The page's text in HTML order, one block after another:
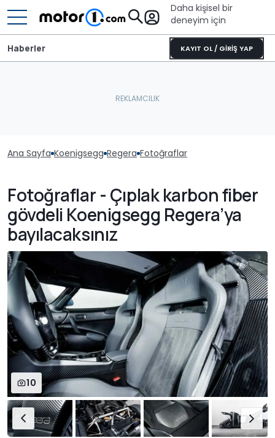
Daha kişisel bir
deneyim için
KAYIT OL / GİRİŞ YAP
Haberler
Ana Sayfa Koenigsegg Regera Fotoğraflar
Fotoğraflar - Çıplak karbon fiber
gövdeli Koenigsegg Regera’ya
bayılacaksınız
10